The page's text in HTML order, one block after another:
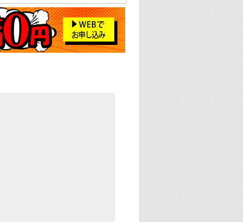
K-POP 第4世代特集
25:00
あのころヒッツ! 一挙5時間！
2021→2025年